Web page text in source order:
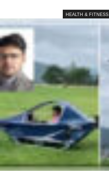
HEALTH & FITNESS